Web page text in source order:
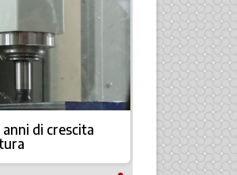
di crescita
Jobs per